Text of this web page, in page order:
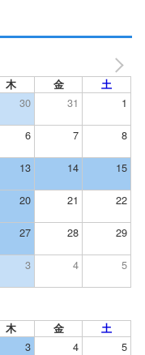
木 金 土
30 31 1
6 7 8
13 14 15
20 21 22
27 28 29
3 4 5
木 金 土
3 4 5